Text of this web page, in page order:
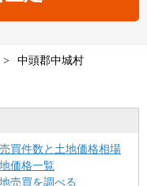
中頭郡中城村
買件数と土地価格相場
価格一覧
売買を調べる